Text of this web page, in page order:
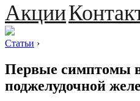
Акции
Статьи ›
Первые симптомы
поджелудочной